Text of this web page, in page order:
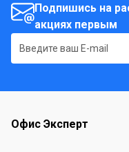
Подпишись на
акциях первым
Офис Эксперт